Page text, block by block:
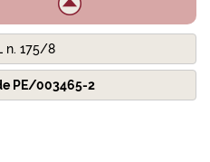
n. 175/8
PE/003465-2